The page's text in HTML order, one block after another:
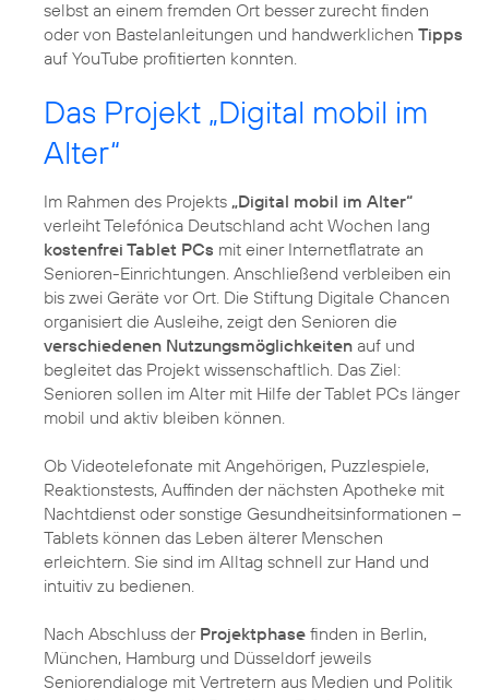
selbst an einem fremden Ort besser zurecht finden
oder von Bastelanleitungen und handwerklichen Tipps
auf YouTube profitierten konnten.
Das Projekt „Digital mobil im
Alter“
Im Rahmen des Projekts „Digital mobil im Alter“
verleiht Telefónica Deutschland acht Wochen lang
kostenfrei Tablet PCs mit einer Internetflatrate an
Senioren-Einrichtungen. Anschließend verbleiben ein
bis zwei Geräte vor Ort. Die Stiftung Digitale Chancen
organisiert die Ausleihe, zeigt den Senioren die
verschiedenen Nutzungsmöglichkeiten auf und
begleitet das Projekt wissenschaftlich. Das Ziel:
Senioren sollen im Alter mit Hilfe der Tablet PCs länger
mobil und aktiv bleiben können.
Ob Videotelefonate mit Angehörigen, Puzzlespiele,
Reaktionstests, Auffinden der nächsten Apotheke mit
Nachtdienst oder sonstige Gesundheitsinformationen –
Tablets können das Leben älterer Menschen
erleichtern. Sie sind im Alltag schnell zur Hand und
intuitiv zu bedienen.
Nach Abschluss der Projektphase finden in Berlin,
München, Hamburg und Düsseldorf jeweils
Seniorendialoge mit Vertretern aus Medien und Politik